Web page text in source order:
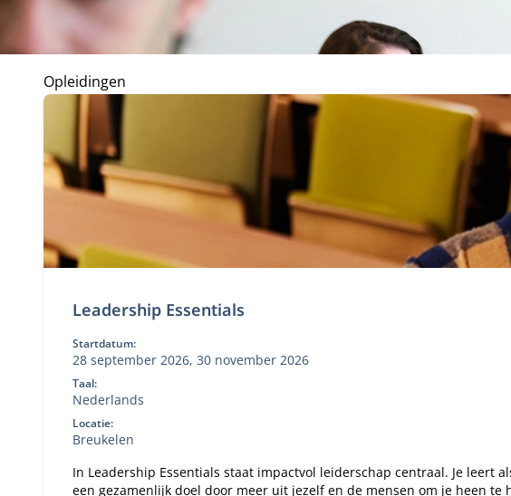
Opleidingen
Leadership Essentials
Startdatum:
28 september 2026, 30 november 2026
Taal:
Nederlands
Locatie:
Breukelen
In Leadership Essentials staat impactvol leiderschap centraal. Je
een gezamenlijk doel door meer uit jezelf en de mensen om je heen te